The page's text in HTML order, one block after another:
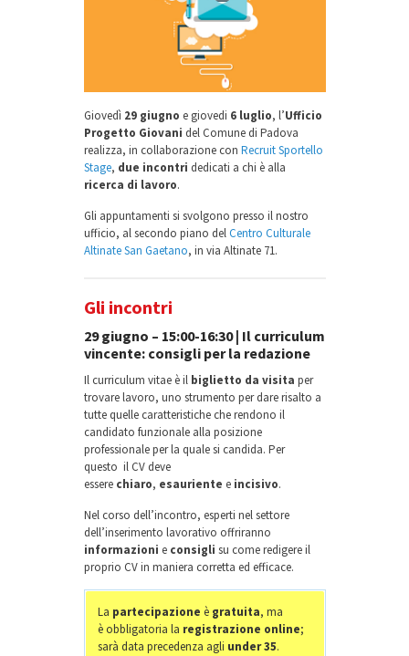
Giovedì 29 giugno e giovedi 6 luglio, l’Ufficio
Progetto Giovani del Comune di Padova
realizza, in collaborazione con Recruit Sportello
Stage, due incontri dedicati a chi è alla
ricerca di lavoro.
Gli appuntamenti si svolgono presso il nostro
ufficio, al secondo piano delCentro Culturale
Altinate San Gaetano, in via Altinate 71.
Gli incontri
29 giugno – 15:00-16:30 | Il curriculum
vincente: consigli per la redazione
Il curriculum vitae è il biglietto da visita per
trovare lavoro, uno strumento per dare risalto a
tutte quelle caratteristiche che rendono il
candidato funzionale alla posizione
professionale per la quale si candida. Per
questo il CV deve
essere chiaro, esauriente e incisivo.
Nel corso dell’incontro, esperti nel settore
dell’inserimento lavorativo offriranno
informazioni e consigli su come redigere il
proprio CV in maniera corretta ed efficace.
La partecipazione è gratuita, ma
è obbligatoria la registrazione online;
sarà data precedenza agli under 35.